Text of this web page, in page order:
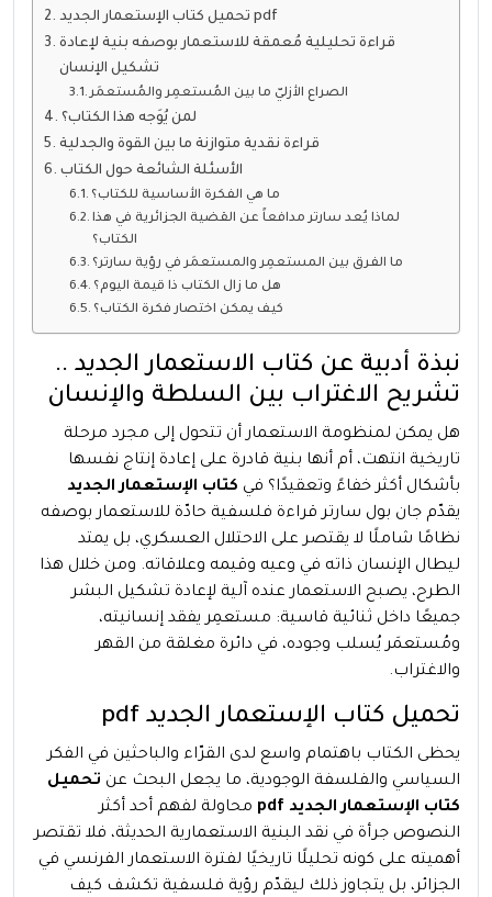
تحميل كتاب الإستعمار الجديد pdf
قراءة تحليلية مُعمقة للاستعمار بوصفه بنية لإعادة
تشكيل الإنسان
الصراع الأزليّ ما بين المُستعمِر والمُستعمَر
لمن يُوَجه هذا الكتاب؟
قراءة نقدية متوازنة ما بين القوة والجدلية
الأسئلة الشائعة حول الكتاب
ما هي الفكرة الأساسية للكتاب؟
لماذا يُعد سارتر مدافعاً عن القضية الجزائرية في هذا
الكتاب؟
ما الفرق بين المستعمِر والمستعمَر في رؤية سارتر؟
هل ما زال الكتاب ذا قيمة اليوم؟
كيف يمكن اختصار فكرة الكتاب؟
نبذة أدبية عن كتاب الاستعمار الجديد ..
تشريح الاغتراب بين السلطة والإنسان
هل يمكن لمنظومة الاستعمار أن تتحول إلى مجرد مرحلة
تاريخية انتهت، أم أنها بنية قادرة على إعادة إنتاج نفسها
بأشكال أكثر خفاءً وتعقيدًا؟ في كتاب الإستعمار الجديد
يقدّم جان بول سارتر قراءة فلسفية حادّة للاستعمار بوصفه
نظامًا شاملًا لا يقتصر على الاحتلال العسكري، بل يمتد
ليطال الإنسان ذاته في وعيه وقيمه وعلاقاته. ومن خلال هذا
الطرح، يصبح الاستعمار عنده آلية لإعادة تشكيل البشر
جميعًا داخل ثنائية قاسية: مستعمِر يفقد إنسانيته،
ومُستعمَر يُسلب وجوده، في دائرة مغلقة من القهر
والاغتراب.
تحميل كتاب الإستعمار الجديد pdf
يحظى الكتاب باهتمام واسع لدى القرّاء والباحثين في الفكر
السياسي والفلسفة الوجودية، ما يجعل البحث عن تحميل
كتاب الإستعمار الجديد pdf
محاولة لفهم أحد أكثر
النصوص جرأة في نقد البنية الاستعمارية الحديثة، فلا تقتصر
أهميته على كونه تحليلًا تاريخيًا لفترة الاستعمار الفرنسي في
الجزائر، بل يتجاوز ذلك ليقدّم رؤية فلسفية تكشف كيف